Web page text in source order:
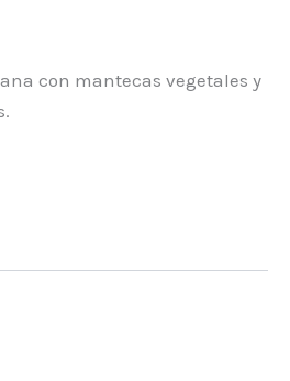
con mantecas vegetales y